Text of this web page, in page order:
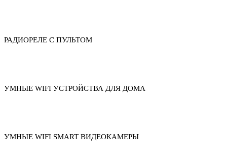
РАДИОРЕЛЕ С ПУЛЬТОМ
УМНЫЕ WIFI УСТРОЙСТВА ДЛЯ ДОМА
УМНЫЕ WIFI SMART ВИДЕОКАМЕРЫ